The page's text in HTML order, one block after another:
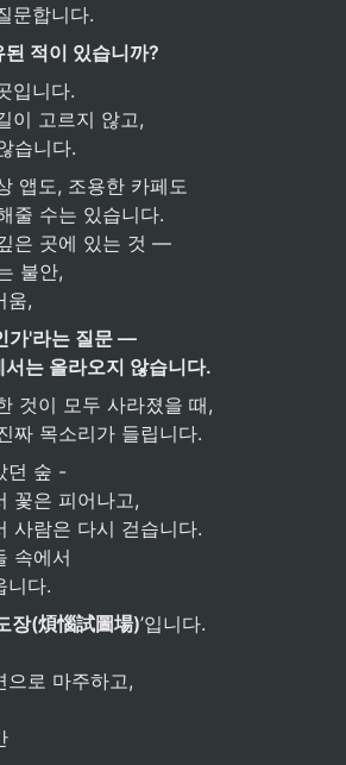
문합니다.
적이 있습니까?
입니다.
이 고르지 않고,
습니다.
앱도, 조용한 카페도
줄 수는 있습니다.
은 곳에 있는 것 —
불안,
움,
가'라는 질문 —
는 올라오지 않습니다.
것이 모두 사라졌을 때,
짜 목소리가 들립니다.
던 숲 -
꽃은 피어나고,
사람은 다시 걷습니다.
속에서
니다.
장(煩惱試圖場)’입니다.
으로 마주하고,